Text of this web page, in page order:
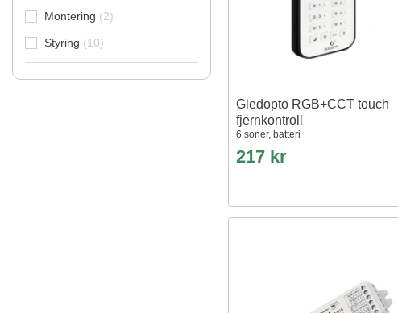
Gledopto RGB+CCT touch
fjernkontroll
6 soner, batteri
217 kr
Montering 2
Styring 10